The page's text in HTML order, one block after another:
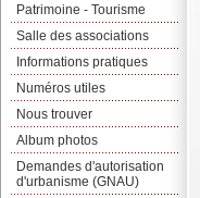
Patrimoine - Tourisme
Salle des associations
Informations pratiques
Numéros utiles
Nous trouver
Album photos
Demandes d'autorisation
d'urbanisme (GNAU)